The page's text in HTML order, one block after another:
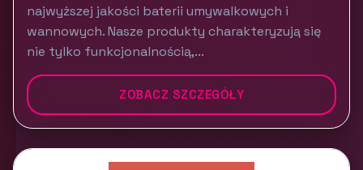
najwyższej jakości baterii umywalkowych i
wannowych. Nasze produkty charakteryzują się
nie tylko funkcjonalnością,...
ZOBACZ SZCZEGÓŁY